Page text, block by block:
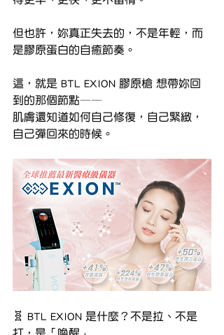
但也許，妳真正失去的，不是年輕，而
是膠原蛋白的自癒節奏。
這，就是 BTL EXION 膠原槍 想帶妳回
到的那個節點——
肌膚還知道如何自己修復，自己緊緻，
自己彈回來的時候。
🧬 BTL EXION 是什麼？不是拉、不是